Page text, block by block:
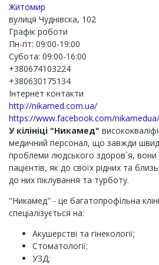
Житомир
вулиця Чуднівска, 102
Графік роботи
Пн-пт: 09:00-19:00
Субота: 09:00-16:00
+380674103224
+380630175134
Інтернет контакти
http://nikamed.com.ua/
https://www.facebook.com/nikamedua/
У кілініці "Никамед"
медичний персонал, що завжди
проблеми людського здоров`я, вони
пацієнтів, як до своїх рідних та
до них піклування та турботу.
"Никамед" - це багатопрофільна
спеціалізується на:
Акушерстві та гінекології;
Стоматології;
УЗД;